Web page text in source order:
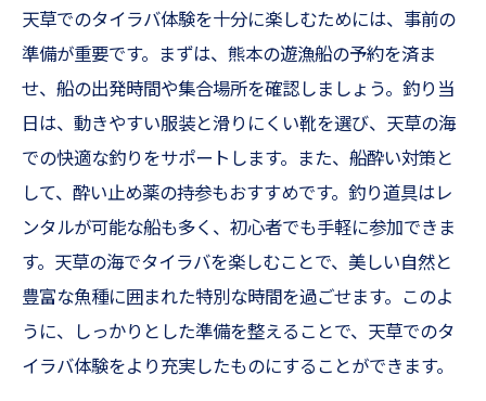
天草のアジングベストスポット
アジングで味わう新鮮な魚の美味しさ
テンヤの奥深さを熊本の遊漁船で探求する釣り
の醍醐味
テンヤ釣りの基本と魅力
天草でのテンヤ体験の流れ
初心者向けテンヤのコツ
天草で狙うテンヤ釣りの魚種
テンヤ釣りで感じる自然との一体感
天草でのタイラバ体験を十分に楽しむためには、事前の
準備が重要です。まずは、熊本の遊漁船の予約を済ま
せ、船の出発時間や集合場所を確認しましょう。釣り当
日は、動きやすい服装と滑りにくい靴を選び、天草の海
での快適な釣りをサポートします。また、船酔い対策と
して、酔い止め薬の持参もおすすめです。釣り道具はレ
ンタルが可能な船も多く、初心者でも手軽に参加できま
す。天草の海でタイラバを楽しむことで、美しい自然と
豊富な魚種に囲まれた特別な時間を過ごせます。このよ
うに、しっかりとした準備を整えることで、天草でのタ
イラバ体験をより充実したものにすることができます。